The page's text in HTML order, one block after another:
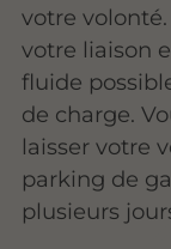
votre
votre liaison
fluide
de charge.
laisser votre
parking de
plusieurs